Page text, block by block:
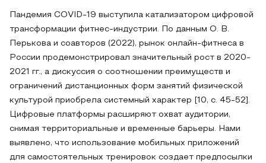
Пандемия COVID-19 выступила катализатором цифровой
трансформации фитнес-индустрии. По данным О. В.
Перькова и соавторов (2022), рынок онлайн-фитнеса в
России продемонстрировал значительный рост в 2020-
2021 гг., а дискуссия о соотношении преимуществ и
ограничений дистанционных форм занятий физической
культурой приобрела системный характер [10, с. 45-52].
Цифровые платформы расширяют охват аудитории,
снимая территориальные и временные барьеры. Нами
выявлено, что использование мобильных приложений
для самостоятельных тренировок создает предпосылки